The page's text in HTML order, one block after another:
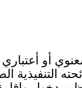
أعتباري
التنفيذية